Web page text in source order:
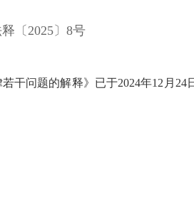
〔2025〕8号
干问题的解释》已于2024年12月24